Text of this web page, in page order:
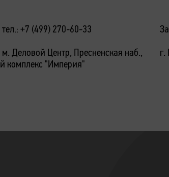
+7 (499) 270-60-33
м. Деловой Центр, Пресненская наб.,
комплекс "Империя"
г.